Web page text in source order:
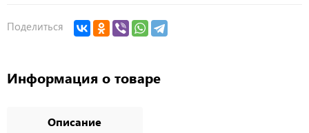
Поделиться
Информация о товаре
Описание